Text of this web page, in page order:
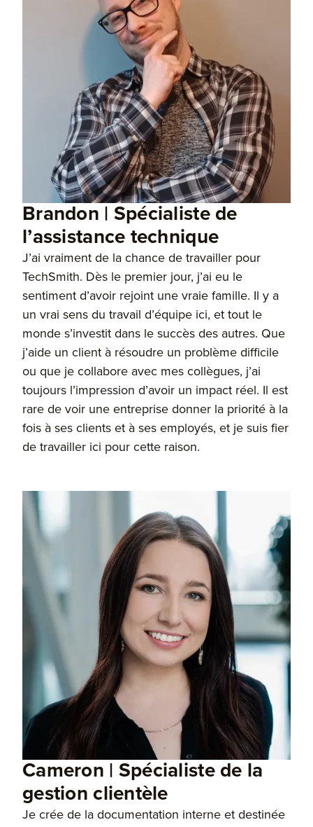
Brandon | Spécialiste de
l’assistance technique
J’ai vraiment de la chance de travailler pour
TechSmith. Dès le premier jour, j’ai eu le
sentiment d’avoir rejoint une vraie famille. Il y a
un vrai sens du travail d’équipe ici, et tout le
monde s’investit dans le succès des autres. Que
j’aide un client à résoudre un problème difficile
ou que je collabore avec mes collègues, j’ai
toujours l’impression d’avoir un impact réel. Il est
rare de voir une entreprise donner la priorité à la
fois à ses clients et à ses employés, et je suis fier
de travailler ici pour cette raison.
Cameron | Spécialiste de la
gestion clientèle
Je crée de la documentation interne et destinée